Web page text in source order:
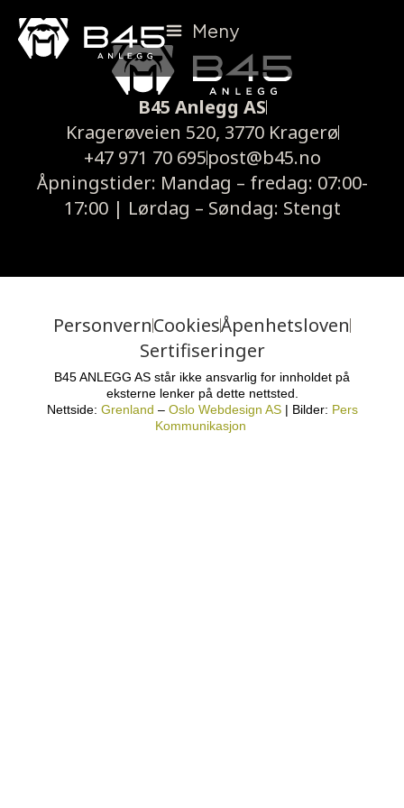
Meny
B45 Anlegg AS
Kragerøveien 520, 3770 Kragerø
+47 971 70 695post@b45.no
Åpningstider: Mandag – fredag: 07:00-
17:00 | Lørdag – Søndag: Stengt
PersonvernCookiesÅpenhetsloven
Sertifiseringer
B45 ANLEGG AS står ikke ansvarlig for innholdet på
eksterne lenker på dette nettsted.
Nettside: Grenland – Oslo Webdesign AS| Bilder: Pers
Kommunikasjon